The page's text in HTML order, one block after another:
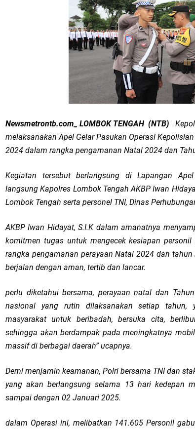
Kapolsek Dampingi Wakapolda NTB Gelar
Sambut HUT ke-81 RI, Polsek Mataram
Kapolresta Mataram Pimpin Pemusnahan
Polisi Evakuasi Terduga Pelaku Curanmor
Kakanwil Ditjenpas NTB Sidak Dan Tes
Polsek Gunungsari Kawal keamanan
Kapolsek Selaparang Sambangi Kepala
Sosialisasi Pilkades Serentak 2026
Kapolsek Lingsar Tindaklanjuti Arahan
Sambut HUT RI ke-81, Polsek
Dua Residivis Curanmor Dibekuk Polisi,
Newsmetrontb.com_ LOMBOK TENGAH (NTB)
melaksanakan Apel Gelar Pasukan Operasi
2024 dalam rangka pengamanan Natal 2024 dan
Kegiatan tersebut berlangsung di Lapangan
langsung Kapolres Lombok Tengah AKBP Iwan
Lombok Tengah serta personel TNI, Dinas
AKBP Iwan Hidayat, S.I.K dalam amanatnya
komitmen tugas untuk mengecek kesiapan
rangka pengamanan perayaan Natal 2024 dan
berjalan dengan aman, tertib dan lancar.
perlu diketahui bersama, perayaan natal dan
nasional yang rutin dilaksanakan setiap tahun,
masyarakat untuk beribadah, bersuka cita,
sehingga akan berdampak pada meningkatnya
massif di berbagai daerah” ucapnya.
Demi menjamin keamanan, Polri bersama TNI dan
yang akan berlangsung selama 13 hari kedepan
sampai dengan 02 Januari 2025.
dalam Operasi ini, melibatkan 141.605 Personil